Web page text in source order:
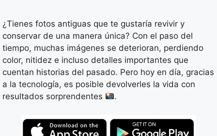
¿Tienes fotos antiguas que te gustaría revivir y
conservar de una manera única? Con el paso del
tiempo, muchas imágenes se deterioran, perdiendo
color, nitidez e incluso detalles importantes que
cuentan historias del pasado. Pero hoy en día, gracias
a la tecnología, es posible devolverles la vida con
resultados sorprendentes
.